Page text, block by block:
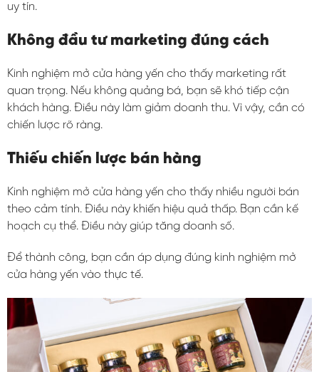
uy tín.
Không đầu tư marketing đúng cách
Kinh nghiệm mở cửa hàng yến cho thấy marketing rất
quan trọng. Nếu không quảng bá, bạn sẽ khó tiếp cận
khách hàng. Điều này làm giảm doanh thu. Vì vậy, cần có
chiến lược rõ ràng.
Thiếu chiến lược bán hàng
Kinh nghiệm mở cửa hàng yến cho thấy nhiều người bán
theo cảm tính. Điều này khiến hiệu quả thấp. Bạn cần kế
hoạch cụ thể. Điều này giúp tăng doanh số.
Để thành công, bạn cần áp dụng đúng kinh nghiệm mở
cửa hàng yến vào thực tế.